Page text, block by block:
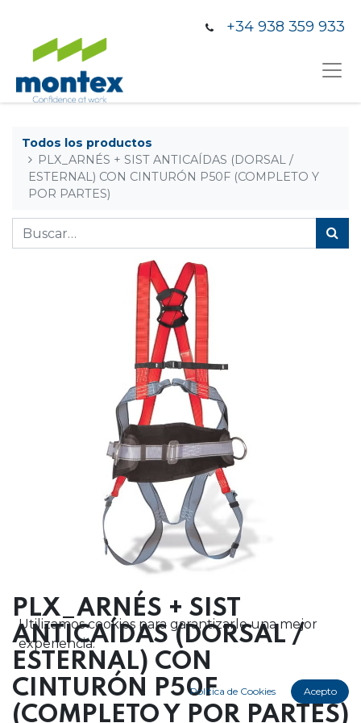
+34 938 359 933
Todos los productos
PLX_ARNÉS + SIST ANTICAÍDAS (DORSAL /
ESTERNAL) CON CINTURÓN P50F (COMPLETO Y
POR PARTES)
PLX_ARNÉS + SIST
ANTICAÍDAS (DORSAL /
ESTERNAL) CON
CINTURÓN P50F
(COMPLETO Y POR PARTES)
Utilizamos cookies para garantizarle una mejor
experiencia.
Política de Cookies Acepto